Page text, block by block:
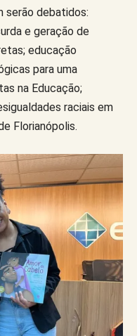
serão debatidos:
e geração de
educação
para uma
na Educação;
raciais em
Florianópolis.